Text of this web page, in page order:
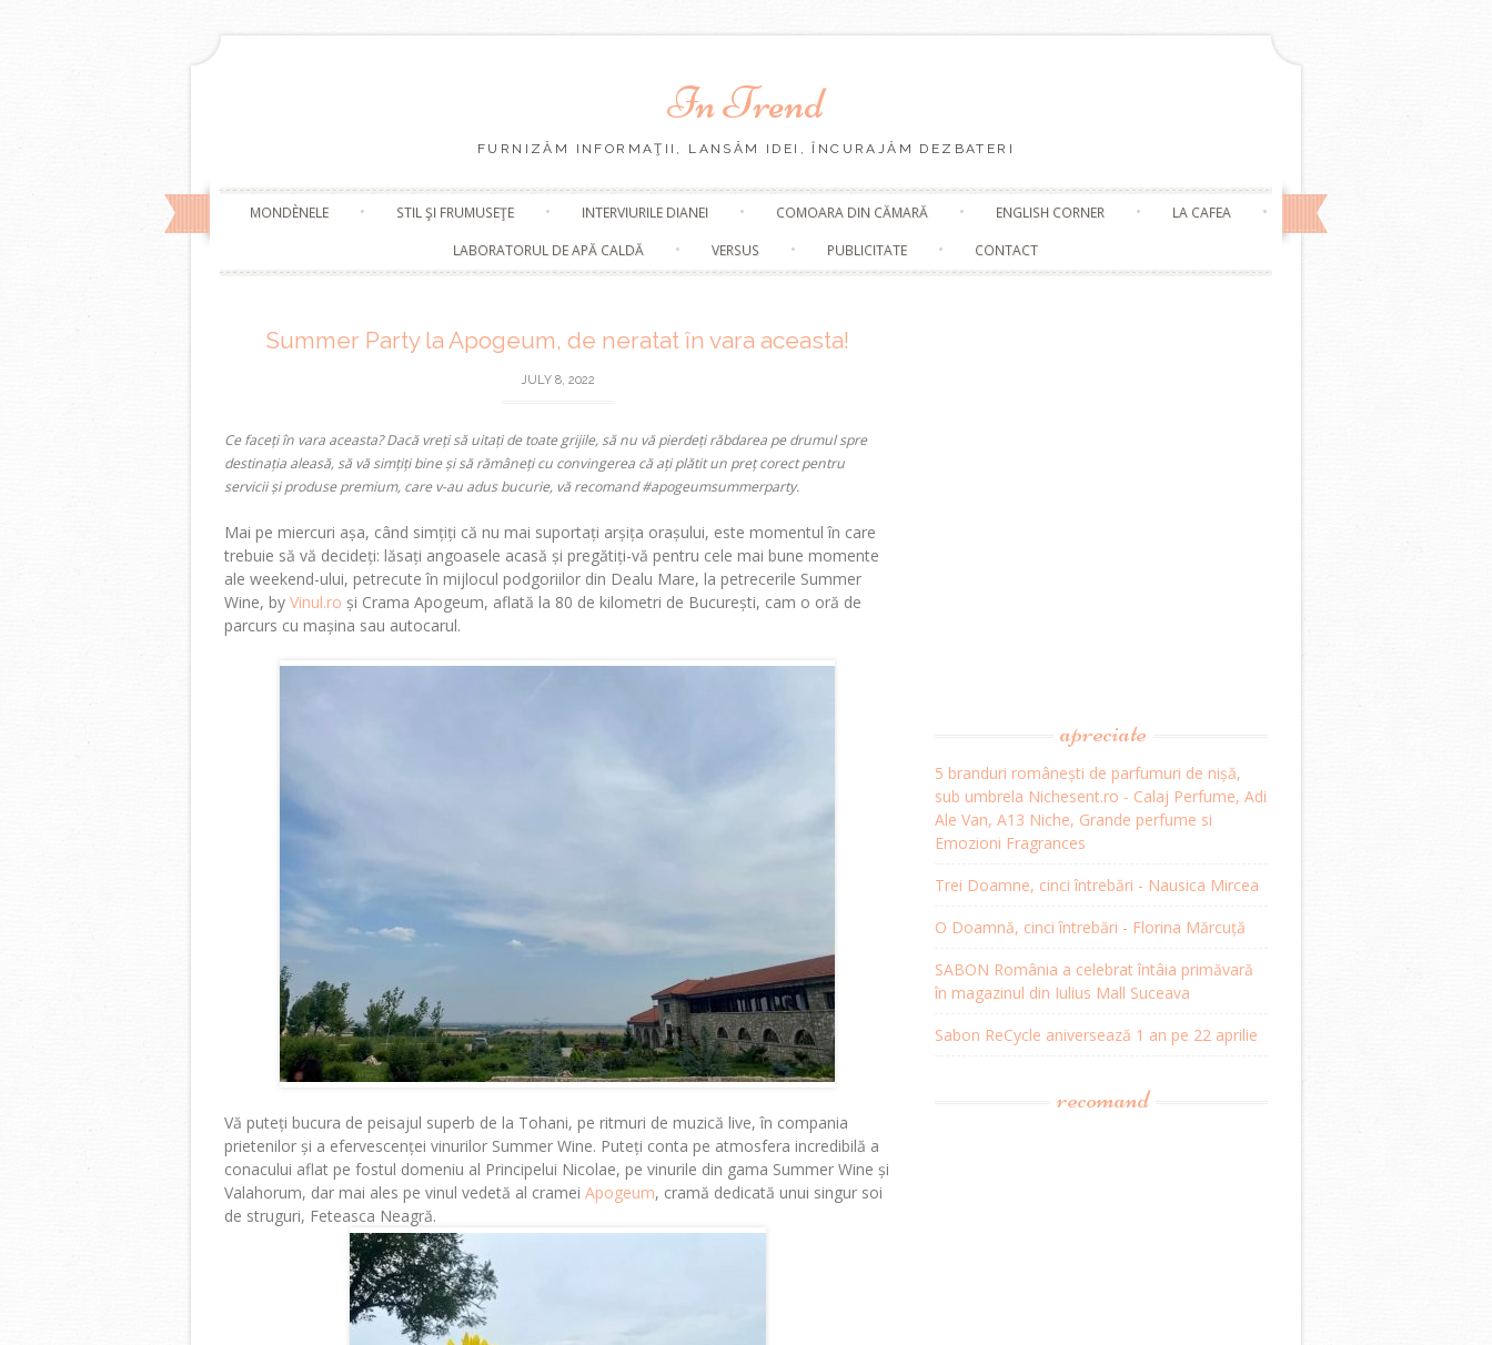
In Trend
FURNIZĂM INFORMAŢII, LANSĂM IDEI, ÎNCURAJĂM DEZBATERI
Skip
content
MONDÈNELE STIL ŞI FRUMUSEŢE INTERVIURILE DIANEI COMOARA DIN CĂMARĂ ENGLISH CORNER
LA CAFEA
LABORATORUL DE APĂ CALDĂ
VERSUS PUBLICITATE CONTACT
Summer Party la Apogeum, de neratat în vara aceasta!
JULY 8, 2022
Ce faceți în vara aceasta? Dacă vreți să uitați de toate grijile, să nu vă pierdeți răbdarea pe drumul spre
destinația aleasă, să vă simțiți bine și să rămâneți cu convingerea că ați plătit un preț corect pentru
servicii și produse premium, care v-au adus bucurie, vă recomand #apogeumsummerparty.
Mai pe miercuri așa, când simțiți că nu mai suportați arșița orașului, este momentul în care
trebuie să vă decideți: lăsați angoasele acasă și pregătiți-vă pentru cele mai bune momente
ale weekend-ului, petrecute în mijlocul podgoriilor din Dealu Mare, la petrecerile Summer
Wine, by Vinul.ro și Crama Apogeum, aflată la 80 de kilometri de București, cam o oră de
parcurs cu mașina sau autocarul.
Vă puteți bucura de peisajul superb de la Tohani, pe ritmuri de muzică live, în compania
prietenilor și a efervescenței vinurilor Summer Wine. Puteți conta pe atmosfera incredibilă a
conacului aflat pe fostul domeniu al Principelui Nicolae, pe vinurile din gama Summer Wine și
Valahorum, dar mai ales pe vinul vedetă al cramei Apogeum, cramă dedicată unui singur soi
de struguri, Feteasca Neagră.
apreciate
5 branduri românești de parfumuri de nișă,
sub umbrela Nichesent.ro - Calaj Perfume, Adi
Ale Van, A13 Niche, Grande perfume si
Emozioni Fragrances
Trei Doamne, cinci întrebări - Nausica Mircea
O Doamnă, cinci întrebări - Florina Mărcuță
SABON România a celebrat întâia primăvară
în magazinul din Iulius Mall Suceava
Sabon ReCycle aniversează 1 an pe 22 aprilie
recomand